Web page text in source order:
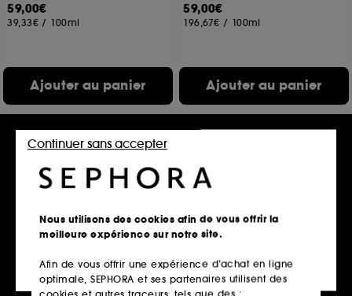
59,00€
39,33€ / 100ml
Ajouter au panier
59,00€
196,67€ / 100ml
Ajouter au panier
CACHAREL
Ella Ella Flora Azura
Eau de Parfum Ambrée Aromatique
MAISON MARGIELA
REPLICA Lazy Sunday
Morning
Nous utilisons des cookies afin de vous offrir la
meilleure expérience sur notre site.
Afin de vous offrir une expérience d’achat en ligne
optimale, SEPHORA et ses partenaires utilisent des
cookies et autres traceurs, tels que des :
Continuer sans accepter